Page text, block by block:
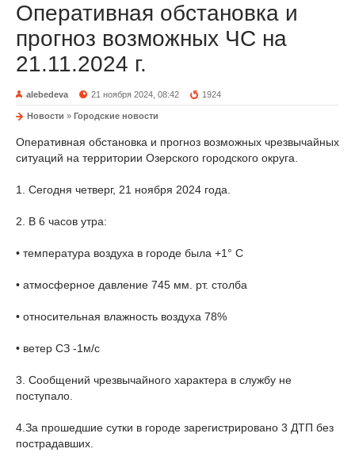
Оперативная обстановка и
прогноз возможных ЧС на
21.11.2024 г.
alebedeva 21 ноября 2024, 08:42 1924
Новости » Городские новости
Оперативная обстановка и прогноз возможных чрезвычайных
ситуаций на территории Озерского городского округа.
1. Сегодня четверг, 21 ноября 2024 года.
2. В 6 часов утра:
• температура воздуха в городе была +1° С
• атмосферное давление 745 мм. рт. столба
• относительная влажность воздуха 78%
• ветер СЗ -1м/с
3. Сообщений чрезвычайного характера в службу не
поступало.
4.За прошедшие сутки в городе зарегистрировано 3 ДТП без
пострадавших.